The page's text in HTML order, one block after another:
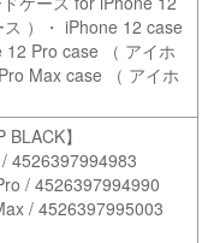
）・ iPhone 12 case
12 Pro case （ アイホ
Max case （ アイホ
】
4526397994983
/ 4526397994990
/ 4526397995003